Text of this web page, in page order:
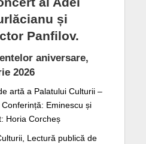
și
Panfilov.
aniversare,
2026
artă a Palatului Culturii –
Eminescu și
Horia Corcheș
Lectură publică de